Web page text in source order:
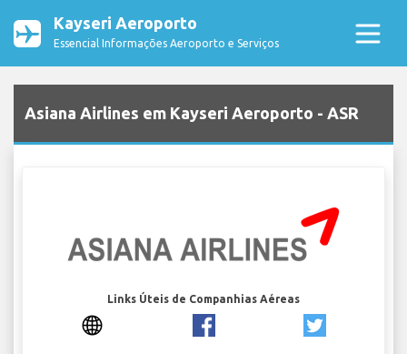
Kayseri Aeroporto
Essencial Informações Aeroporto e Serviços
Asiana Airlines em Kayseri Aeroporto - ASR
Links Úteis de Companhias Aéreas